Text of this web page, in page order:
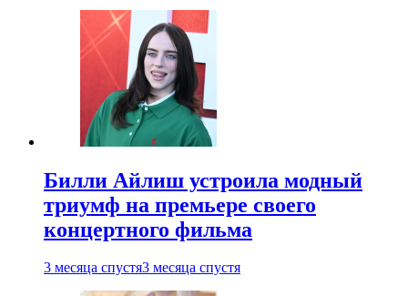
Билли Айлиш устроила модный
триумф на премьере своего
концертного фильма
3 месяца спустя3 месяца спустя